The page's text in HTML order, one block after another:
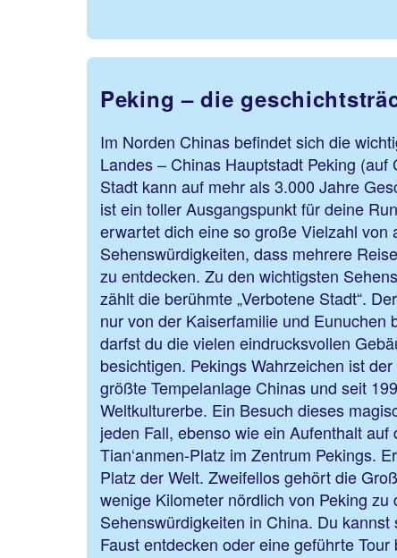
Peking – die
Im Norden Chinas befindet sich die
Landes – Chinas Hauptstadt Peking (auf
Stadt kann auf mehr als 3.000 Jahre
ist ein toller Ausgangspunkt für deine
erwartet dich eine so große Vielzahl von
Sehenswürdigkeiten, dass mehrere
zu entdecken. Zu den wichtigsten
zählt die berühmte „Verbotene Stadt“.
nur von der Kaiserfamilie und Eunuchen
darfst du die vielen eindrucksvollen
besichtigen. Pekings Wahrzeichen ist
größte Tempelanlage Chinas und seit
Weltkulturerbe. Ein Besuch dieses
jeden Fall, ebenso wie ein Aufenthalt auf
Tian‘anmen-Platz im Zentrum Pekings.
Platz der Welt. Zweifellos gehört die
wenige Kilometer nördlich von Peking zu
Sehenswürdigkeiten in China. Du
Faust entdecken oder eine geführte